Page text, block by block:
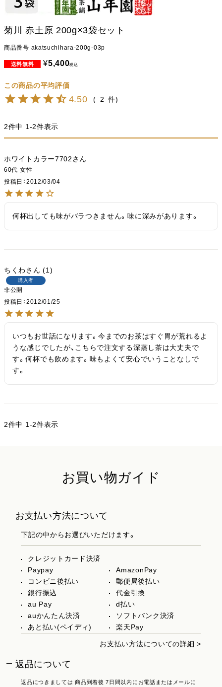
菊川 赤土原 200g×3袋セット
商品番号 akatsuchihara-200g-03p
¥5,400税込
4.50 2
2件中 1-2件表示
ホワイトカラー7702
60代 女性
投稿日
2012/03/04
何杯出しても味がバラつきません。味に深みがあります。
ちくわ 1
購入者
非公開
投稿日
2012/01/25
いつもお世話になります。今までのお茶はすぐ胃が荒れるよ
うな感じでしたが、こちらで注文する深蒸し茶は大丈夫で
す。何杯でも飲めます。味もよくて安心でいうことなしで
す。
2件中 1-2件表示
お買い物ガイド
お支払い方法について
下記の中からお選びいただけます。
クレジットカード決済
Paypay
AmazonPay
コンビニ後払い
郵便局後払い
銀行振込
代金引換
au Pay
d払い
auかんたん決済
ソフトバンク決済
あと払い(ペイディ)
楽天Pay
お支払い方法についての詳細 >
返品について
返品につきましては 商品到着後 7日間以内にお電話またはメールに